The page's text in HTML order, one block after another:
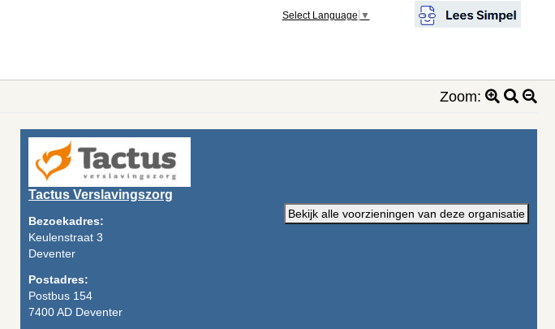
Select Language ▼
Zoom:
Tactus Verslavingszorg
Bekijk alle voorzieningen van deze organisatie
Bezoekadres:
Keulenstraat 3
Deventer
Postadres:
Postbus 154
7400 AD Deventer